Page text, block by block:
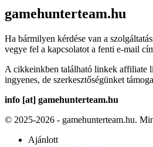
gamehunterteam.hu
Ha bármilyen kérdése van a
vegye fel a kapcsolatot a fenti e-mail
A cikkeinkben található linkek affiliate
ingyenes, de szerkesztőségünket
info [at] gamehunterteam.hu
© 2025-2026 - gamehunterteam.hu.
Ajánlott